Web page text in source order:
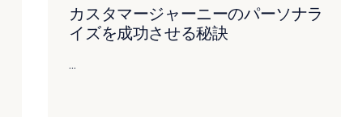
カスタマージャーニーのパーソナラ
イズを成功させる秘訣
...